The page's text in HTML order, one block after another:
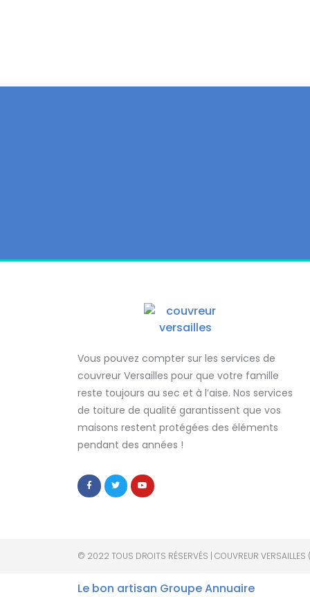
Vous pouvez compter sur les services de
couvreur Versailles pour que votre famille
reste toujours au sec et à l’aise. Nos services
de toiture de qualité garantissent que vos
maisons restent protégées des éléments
pendant des années !
© 2022 TOUS DROITS RÉSERVÉS | COUVREUR
Le bon artisan Groupe Annuaire